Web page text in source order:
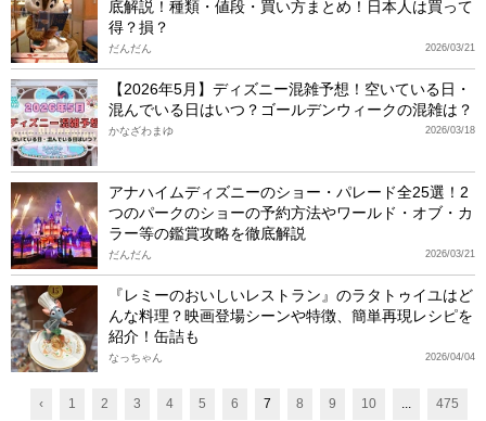
底解説！種類・値段・買い方まとめ！日本人は買って
得？損？
2026/03/21
だんだん
【2026年5月】ディズニー混雑予想！空いている日・
混んでいる日はいつ？ゴールデンウィークの混雑は？
2026/03/18
かなざわまゆ
アナハイムディズニーのショー・パレード全25選！2
つのパークのショーの予約方法やワールド・オブ・カ
ラー等の鑑賞攻略を徹底解説
2026/03/21
だんだん
『レミーのおいしいレストラン』のラタトゥイユはど
んな料理？映画登場シーンや特徴、簡単再現レシピを
紹介！缶詰も
2026/04/04
なっちゃん
‹ 1 2 3 4 5 6 7 8 9 10 ... 475